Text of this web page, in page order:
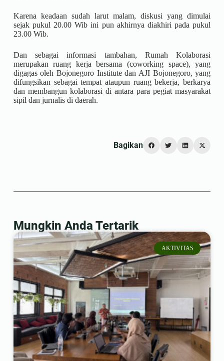
Karena keadaan sudah larut malam, diskusi yang dimulai
sejak pukul 20.00 Wib ini pun akhirnya diakhiri pada pukul
23.00 Wib.
Dan sebagai informasi tambahan, Rumah Kolaborasi
merupakan ruang kerja bersama (coworking space), yang
digagas oleh Bojonegoro Institute dan AJI Bojonegoro, yang
difungsikan sebagai tempat ataupun ruang bekerja, berkarya
dan membangun kolaborasi di antara para pegiat masyarakat
sipil dan jurnalis di daerah.
Bagikan
Mungkin Anda Tertarik
AKTIVITAS